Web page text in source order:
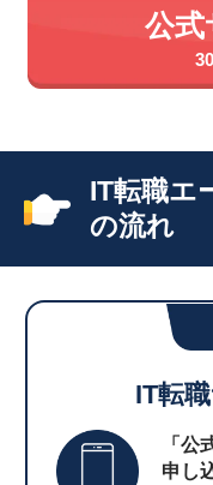
公式
IT転職エ
の流れ
IT転
「
申し